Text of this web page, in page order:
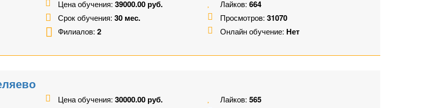
Цена обучения: 39000.00 руб.
Срок обучения: 30 мес.
Филиалов: 2
Лайков: 664
Просмотров: 31070
Онлайн обучение: Нет
Цена обучения: 30000.00 руб. Лайков: 565